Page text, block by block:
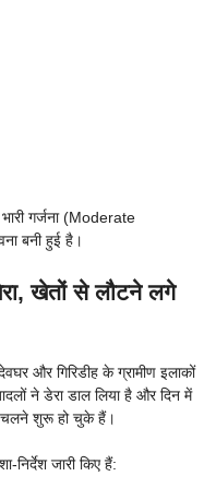
गर्जना (Moderate
बनी हुई है।
खेतों से लौटने लगे
और गिरिडीह के ग्रामीण इलाकों
ने डेरा डाल लिया है और दिन में
चलने शुरू हो चुके हैं।
निर्देश जारी किए हैं: